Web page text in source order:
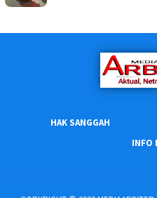
HAK SANGGAH
INFO